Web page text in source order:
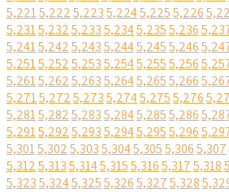
5,2215,2225,2235,2245,2255,226
5,2315,2325,2335,2345,2355,236
5,2415,2425,2435,2445,2455,246
5,2515,2525,2535,2545,2555,256
5,2615,2625,2635,2645,2655,266
5,2715,2725,2735,2745,2755,276
5,2815,2825,2835,2845,2855,286
5,2915,2925,2935,2945,2955,296
5,3015,3025,3035,3045,3055,3065,307
5,3125,3135,3145,3155,3165,3175,318
5,3235,3245,3255,3265,3275,328